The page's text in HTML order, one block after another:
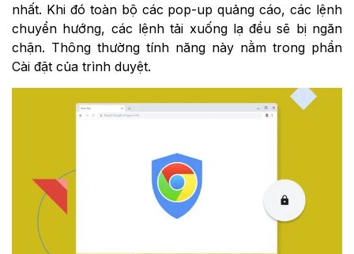
nhất. Khi đó toàn bộ các pop-up quảng cáo, các lệnh
chuyển hướng, các lệnh tải xuống lạ đều sẽ bị ngăn
chặn. Thông thường tính năng này nằm trong phần
Cài đặt của trình duyệt.